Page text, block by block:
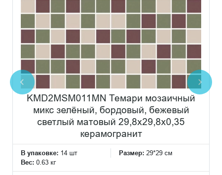
KMD2MSM011MN Темари мозаичный
микс зелёный, бордовый, бежевый
светлый матовый 29,8x29,8x0,35
керамогранит
В упаковке: 14 шт Размер: 29*29 см
Вес: 0.63 кг